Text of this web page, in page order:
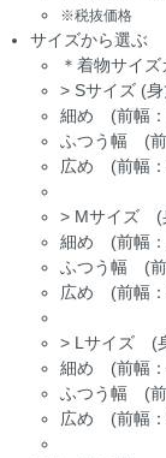
※税抜価格
サイズから選ぶ
＊着物サイズ
> Sサイズ (
細め (前幅
ふつう幅 (前
広め (前幅
> Mサイズ (
細め (前幅
ふつう幅 (前
広め (前幅
> Lサイズ (
細め (前幅
ふつう幅 (前
広め (前幅